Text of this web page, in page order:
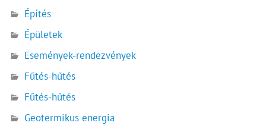
Építés
Épületek
Események-rendezvények
Fűtés-hűtés
Fűtés-hűtés
Geotermikus energia